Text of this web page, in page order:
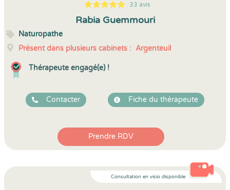
5
1
5
33 33 avis
Rabia Guemmouri
Naturopathe
Présent dans plusieurs cabinets : Argenteuil
Thérapeute engagé(e) !
Contacter Fiche du thérapeute
Prendre RDV
Consultation en visio disponible